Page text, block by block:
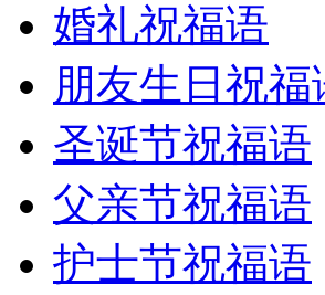
婚礼祝福语
朋友生日祝福
圣诞节祝福语
父亲节祝福语
护士节祝福语